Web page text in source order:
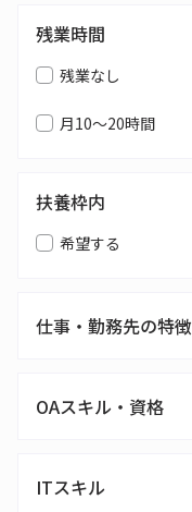
残業時間
残業なし
月10～20時間
扶養枠内
希望する
仕事・勤務先の特徴
OAスキル・資格
ITスキル